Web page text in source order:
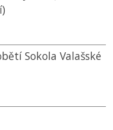
Sokola Valašské